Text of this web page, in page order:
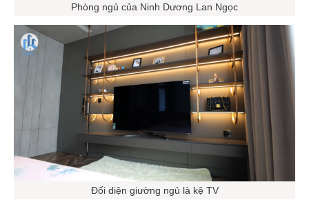
Phòng ngủ của Ninh Dương Lan Ngọc
Đối diện giường ngủ là kệ TV